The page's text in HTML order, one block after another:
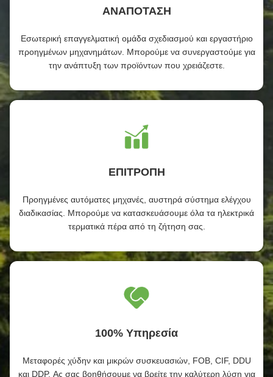
ΑΝΑΠΟΤΑΣΗ
Εσωτερική επαγγελματική ομάδα σχεδιασμού και εργαστήριο
προηγμένων μηχανημάτων. Μπορούμε να συνεργαστούμε για
την ανάπτυξη των προϊόντων που χρειάζεστε.
ΕΠΙΤΡΟΠΗ
Προηγμένες αυτόματες μηχανές, αυστηρά σύστημα ελέγχου
διαδικασίας. Μπορούμε να κατασκευάσουμε όλα τα ηλεκτρικά
τερματικά πέρα από τη ζήτηση σας.
100% Υπηρεσία
Μεταφορές χύδην και μικρών συσκευασιών, FOB, CIF, DDU
και DDP. Ας σας βοηθήσουμε να βρείτε την καλύτερη λύση για